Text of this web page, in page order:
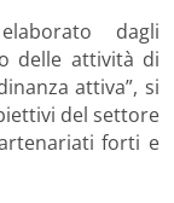
dagli
delle attività di
attiva”, si
del settore
forti e